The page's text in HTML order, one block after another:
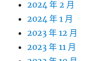
2024 年 2 月
2024 年 1 月
2023 年 12 月
2023 年 11 月